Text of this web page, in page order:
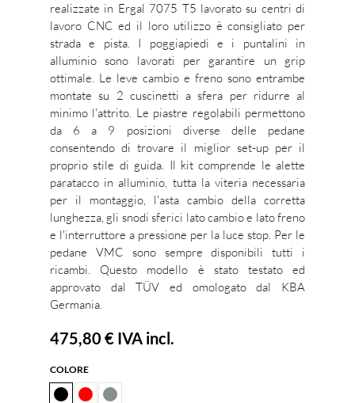
realizzate in Ergal 7075 T5 lavorato su centri di
lavoro CNC ed il loro utilizzo è consigliato per
strada e pista. I poggiapiedi e i puntalini in
alluminio sono lavorati per garantire un grip
ottimale. Le leve cambio e freno sono entrambe
montate su 2 cuscinetti a sfera per ridurre al
minimo l'attrito. Le piastre regolabili permettono
da 6 a 9 posizioni diverse delle pedane
consentendo di trovare il miglior set-up per il
proprio stile di guida. Il kit comprende le alette
paratacco in alluminio, tutta la viteria necessaria
per il montaggio, l'asta cambio della corretta
lunghezza, gli snodi sferici lato cambio e lato freno
e l'interruttore a pressione per la luce stop. Per le
pedane VMC sono sempre disponibili tutti i
ricambi. Questo modello è stato testato ed
approvato dal TÜV ed omologato dal KBA
Germania.
475,80 € IVA incl.
COLORE